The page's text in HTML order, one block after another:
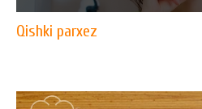
Qishki parxez